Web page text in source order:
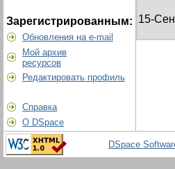
Зарегистрированным:
Обновления на e-mail
Мой архив
ресурсов
Редактировать профиль
Справка
О DSpace
15-
DSpace